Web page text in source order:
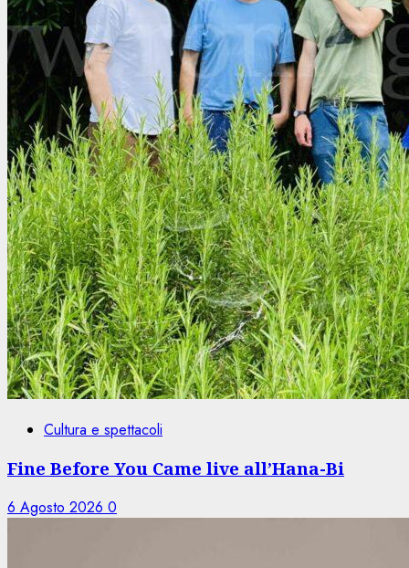
Cultura e spettacoli
Fine Before You Came live all’Hana-Bi
6 Agosto 2026 0